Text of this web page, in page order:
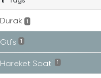
Durak 1
Gtfs 1
Hareket Saati 1